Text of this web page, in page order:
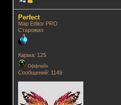
Perfect
Map Editor PRO
Старожил
Карма: 125
Оффлайн
Сообщений: 1149